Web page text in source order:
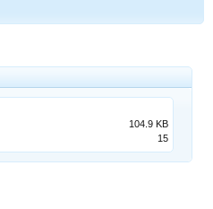
104.9 KB
15